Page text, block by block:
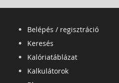
Belépés / regisztráció
Keresés
Kalóriatáblázat
Kalkulátorok